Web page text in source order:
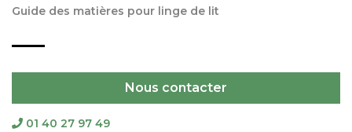
Guide des matières pour linge de lit
Nous contacter
01 40 27 97 49